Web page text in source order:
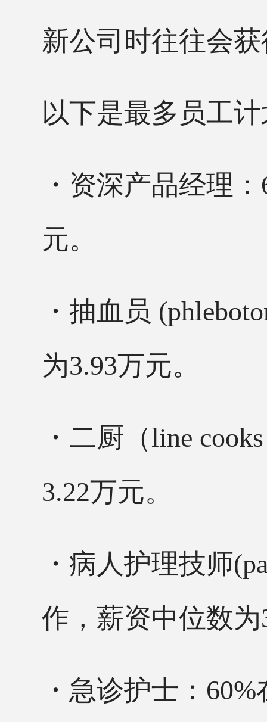
新公司时往往会
以下是最多员工
・资深产品经理：
元。
・抽血员
为3.93万元。
・二厨（line
3.22万元。
・病人护理技师
作，薪资中位数为
・急诊护士：